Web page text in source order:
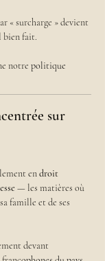
« surcharge » devient
bien fait.
notre politique
sur
en droit
— les matières où
famille et de ses
devant